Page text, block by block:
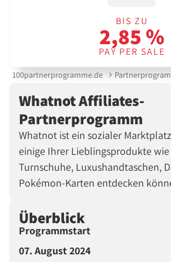
BIS ZU
2,85 %
PAY PER SALE
100partnerprogramme.de
Whatnot Affiliates-
Partnerprogramm
Whatnot ist ein sozialer
einige Ihrer Lieblingsprodukte
Turnschuhe, Luxushandtaschen,
Pokémon-Karten entdecken
Überblick
Programmstart
07. August 2024